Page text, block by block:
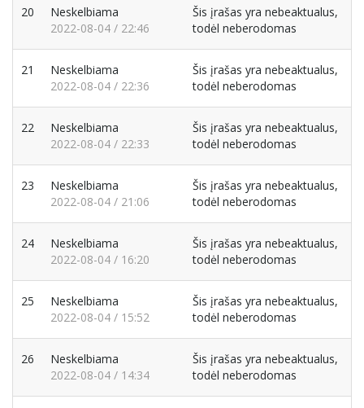
20
Neskelbiama
2022-08-04 / 22:46
Šis įrašas yra nebeaktualus,
todėl neberodomas
21
Neskelbiama
2022-08-04 / 22:36
Šis įrašas yra nebeaktualus,
todėl neberodomas
22
Neskelbiama
2022-08-04 / 22:33
Šis įrašas yra nebeaktualus,
todėl neberodomas
23
Neskelbiama
2022-08-04 / 21:06
Šis įrašas yra nebeaktualus,
todėl neberodomas
24
Neskelbiama
2022-08-04 / 16:20
Šis įrašas yra nebeaktualus,
todėl neberodomas
25
Neskelbiama
2022-08-04 / 15:52
Šis įrašas yra nebeaktualus,
todėl neberodomas
26
Neskelbiama
2022-08-04 / 14:34
Šis įrašas yra nebeaktualus,
todėl neberodomas